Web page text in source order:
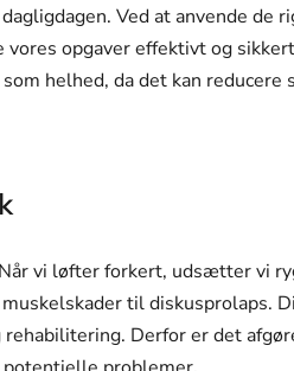
Ved at anvende de
opgaver effektivt og
helhed, da det kan reducere
vi løfter forkert, udsætter vi
til diskusprolaps.
Derfor er det